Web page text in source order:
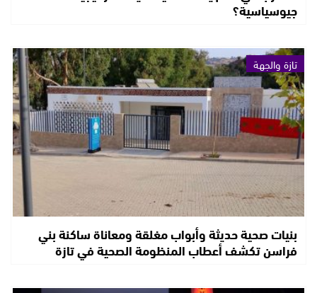
جيوسياسية؟
تازة والجهة
بنيات صحية حديثة وأبواب مغلقة ومعاناة ساكنة بني
فراسن تكشف أعطاب المنظومة الصحية في تازة